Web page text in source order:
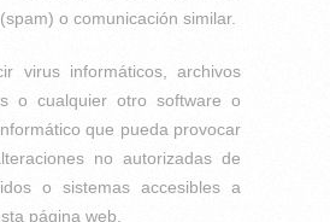
o comunicación similar.
virus informáticos, archivos
o cualquier otro software o
que pueda provocar
no autorizadas de
o sistemas accesibles a
página web.